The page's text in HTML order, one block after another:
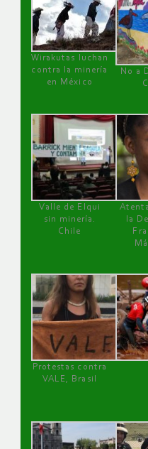
Wirakutas luchan
contra la minería
en México
No a
Valle de Elqui
sin minería.
Chile
la
Protestas contra
VALE, Brasil